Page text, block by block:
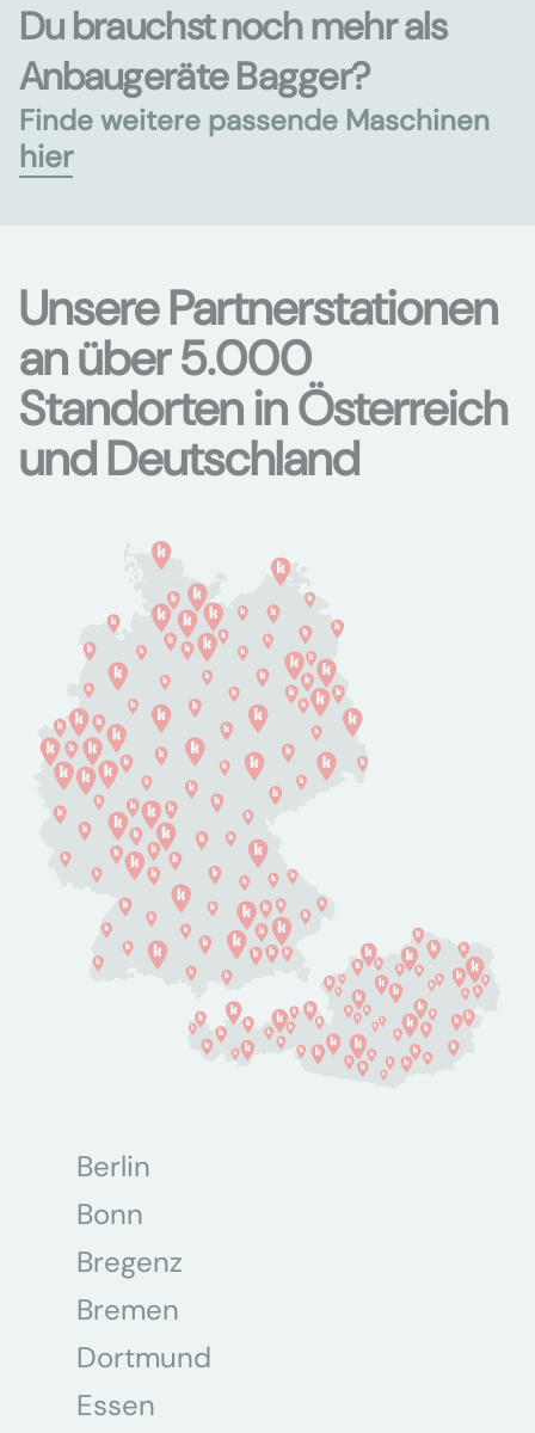
Du brauchst noch mehr als
Anbaugeräte Bagger?
Finde weitere passende Maschinen
hier
Unsere Partnerstationen
an über 5.000
Standorten in Österreich
und Deutschland
Berlin
Bonn
Bregenz
Bremen
Dortmund
Essen